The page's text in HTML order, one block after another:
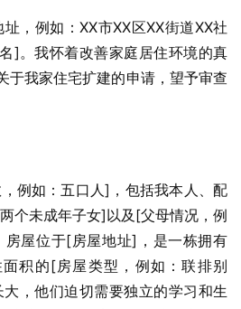
，例如：XX市XX区XX街道XX社
]。我怀着改善家庭居住环境的真
于我家住宅扩建的申请，望予审查
例如：五口人]，包括我本人、配
个未成年子女]以及[父母情况，例
屋位于[房屋地址]，是一栋拥有
积的[房屋类型，例如：联排别
，他们迫切需要独立的学习和生